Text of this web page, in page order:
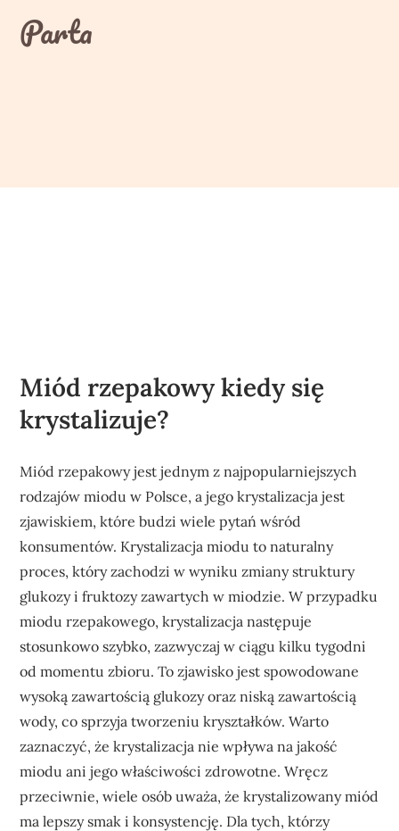
contentParta
Miód rzepakowy kiedy się
krystalizuje?
Miód rzepakowy jest jednym z najpopularniejszych
rodzajów miodu w Polsce, a jego krystalizacja jest
zjawiskiem, które budzi wiele pytań wśród
konsumentów. Krystalizacja miodu to naturalny
proces, który zachodzi w wyniku zmiany struktury
glukozy i fruktozy zawartych w miodzie. W przypadku
miodu rzepakowego, krystalizacja następuje
stosunkowo szybko, zazwyczaj w ciągu kilku tygodni
od momentu zbioru. To zjawisko jest spowodowane
wysoką zawartością glukozy oraz niską zawartością
wody, co sprzyja tworzeniu kryształków. Warto
zaznaczyć, że krystalizacja nie wpływa na jakość
miodu ani jego właściwości zdrowotne. Wręcz
przeciwnie, wiele osób uważa, że krystalizowany miód
ma lepszy smak i konsystencję. Dla tych, którzy